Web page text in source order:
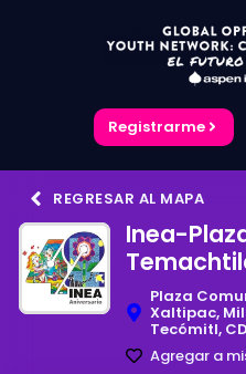
Registrarme
REGRESAR AL MAPA
Inea-
Plaza
Xaltipac,
Tecómitl,
Agregar a